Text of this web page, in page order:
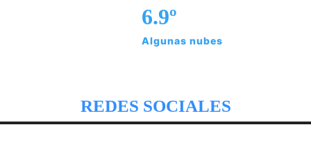
6.9º
Algunas nubes
REDES SOCIALES